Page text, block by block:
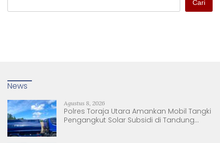
Cari
News
Agustus 8, 2026
Polres Toraja Utara Amankan Mobil Tangki
Pengangkut Solar Subsidi di Tandung